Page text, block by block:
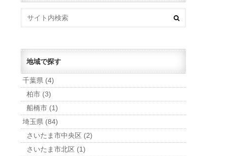
地域で探す
千葉県 (4)
柏市 (3)
船橋市 (1)
埼玉県 (84)
さいたま市中央区 (2)
さいたま市北区 (1)